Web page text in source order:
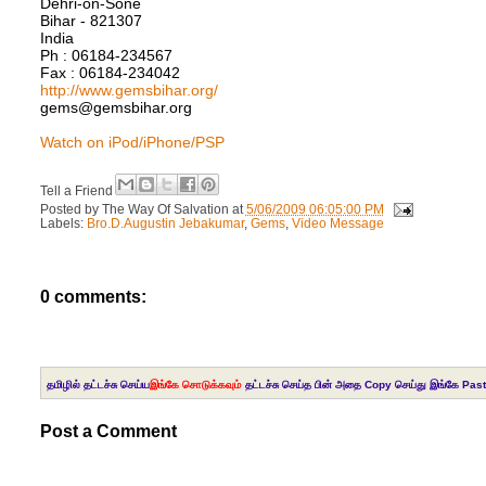
Dehri-on-Sone
Bihar - 821307
India
Ph : 06184-234567
Fax : 06184-234042
http://www.gemsbihar.org/
gems@gemsbihar.org
Watch on iPod/iPhone/PSP
Tell a Friend
Posted by The Way Of Salvation at 5/06/2009 06:05:00 PM
Labels: Bro.D.Augustin Jebakumar, Gems, Video Message
0 comments:
தமிழில் தட்டச்சு செய்யஇங்கே சொடுக்கவும் தட்டச்சு செய்த பின் அதை Copy செய்து இங்கே
Post a Comment